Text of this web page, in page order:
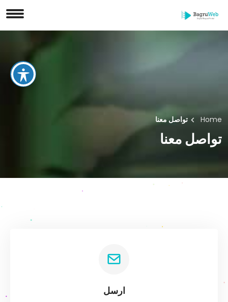
Home تواصل معنا
تواصل معنا
ارسل